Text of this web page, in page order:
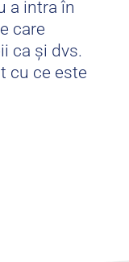
a intra în
care
ca și dvs.
cu ce este